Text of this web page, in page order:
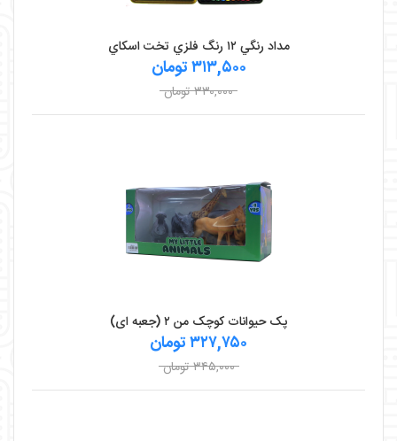
مداد رنگي ۱۲ رنگ فلزي تخت اسکاي
۳۱۳,۵۰۰ تومان
۳۳۰,۰۰۰ تومان
پک حیوانات کوچک من ۲ (جعبه ای)
۳۲۷,۷۵۰ تومان
۳۴۵,۰۰۰ تومان